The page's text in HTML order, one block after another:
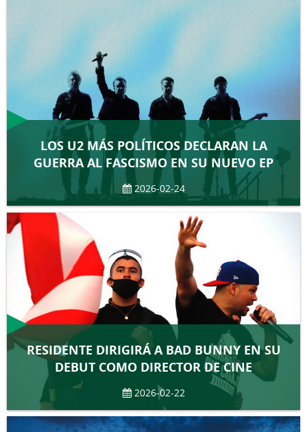
LOS U2 MÁS POLÍTICOS DECLARAN LA
GUERRA AL FASCISMO EN SU NUEVO EP
2026-02-24
RESIDENTE DIRIGIRÁ A BAD BUNNY EN SU
DEBUT COMO DIRECTOR DE CINE
2026-02-22